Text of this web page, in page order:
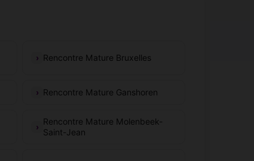
Rencontre Mature Bruxelles
Rencontre Mature Ganshoren
Rencontre Mature Molenbeek-
Saint-Jean